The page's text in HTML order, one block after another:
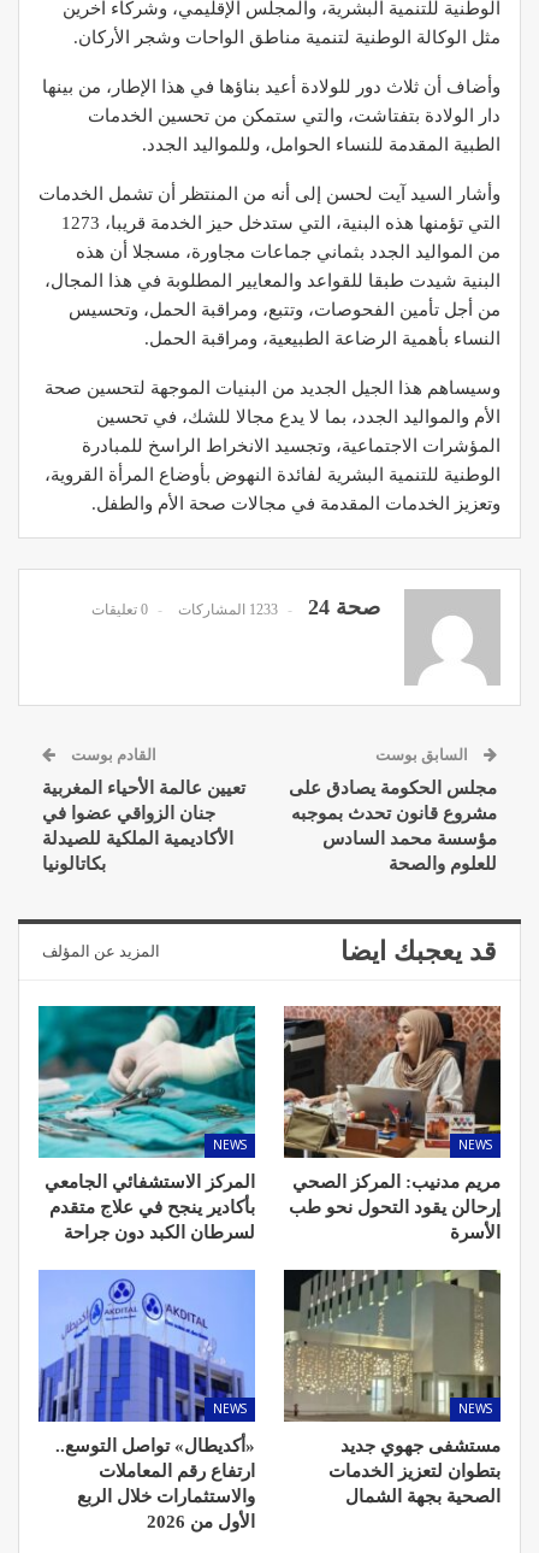
الوطنية للتنمية البشرية، والمجلس الإقليمي، وشركاء آخرين
مثل الوكالة الوطنية لتنمية مناطق الواحات وشجر الأركان.
وأضاف أن ثلاث دور للولادة أعيد بناؤها في هذا الإطار، من بينها
دار الولادة بتفتاشت، والتي ستمكن من تحسين الخدمات
الطبية المقدمة للنساء الحوامل، وللمواليد الجدد.
وأشار السيد آيت لحسن إلى أنه من المنتظر أن تشمل الخدمات
التي تؤمنها هذه البنية، التي ستدخل حيز الخدمة قريبا، 1273
من المواليد الجدد بثماني جماعات مجاورة، مسجلا أن هذه
البنية شيدت طبقا للقواعد والمعايير المطلوبة في هذا المجال،
من أجل تأمين الفحوصات، وتتبع، ومراقبة الحمل، وتحسيس
النساء بأهمية الرضاعة الطبيعية، ومراقبة الحمل.
وسيساهم هذا الجيل الجديد من البنيات الموجهة لتحسين صحة
الأم والمواليد الجدد، بما لا يدع مجالا للشك، في تحسين
المؤشرات الاجتماعية، وتجسيد الانخراط الراسخ للمبادرة
الوطنية للتنمية البشرية لفائدة النهوض بأوضاع المرأة القروية،
وتعزيز الخدمات المقدمة في مجالات صحة الأم والطفل.
صحة 24 1233 المشاركات 0 تعليقات
السابق بوست
مجلس الحكومة يصادق على
مشروع قانون تحدث بموجبه
مؤسسة محمد السادس
للعلوم والصحة
القادم بوست
تعيين عالمة الأحياء المغربية
جنان الزواقي عضوا في
الأكاديمية الملكية للصيدلة
بكاتالونيا
قد يعجبك ايضا المزيد عن المؤلف
NEWS
مريم مدنيب: المركز الصحي
إرحالن يقود التحول نحو طب
الأسرة
NEWS
المركز الاستشفائي الجامعي
بأكادير ينجح في علاج متقدم
لسرطان الكبد دون جراحة
NEWS
مستشفى جهوي جديد
بتطوان لتعزيز الخدمات
الصحية بجهة الشمال
NEWS
«أكديطال» تواصل التوسع..
ارتفاع رقم المعاملات
والاستثمارات خلال الربع
الأول من 2026